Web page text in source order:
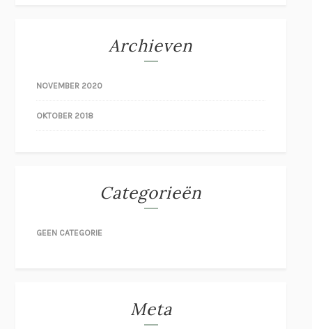
Archieven
NOVEMBER 2020
OKTOBER 2018
Categorieën
GEEN CATEGORIE
Meta